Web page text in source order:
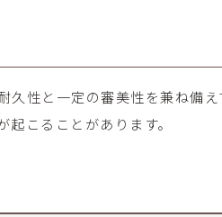
性と一定の審美性を兼ね備
こることがあります。